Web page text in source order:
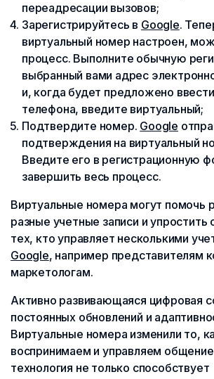
переадресации вызовов;
Зарегистрируйтесь в Google.
виртуальный номер настроен,
процесс. Выполните обычную
выбранный вами адрес
и, когда будет предложено
телефона, введите виртуальный;
Подтвердите номер. Google
подтверждения на виртуальный
Введите его в регистрационную
завершить весь процесс.
Виртуальные номера могут помочь
разные учетные записи и
тех, кто управляет несколькими
Google, например представителям
маркетологам.
Активно развивающаяся цифровая
постоянных обновлений и
Виртуальные номера изменили то,
воспринимаем и управляем
технология не только способствует